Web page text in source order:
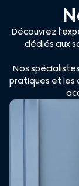
Découvrez
dédiés aux
Nos
pratiques et les